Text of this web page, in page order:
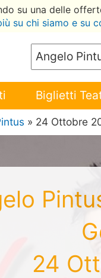
su una delle
su chi siamo e su
Biglietti
» 24 Ottobre
24